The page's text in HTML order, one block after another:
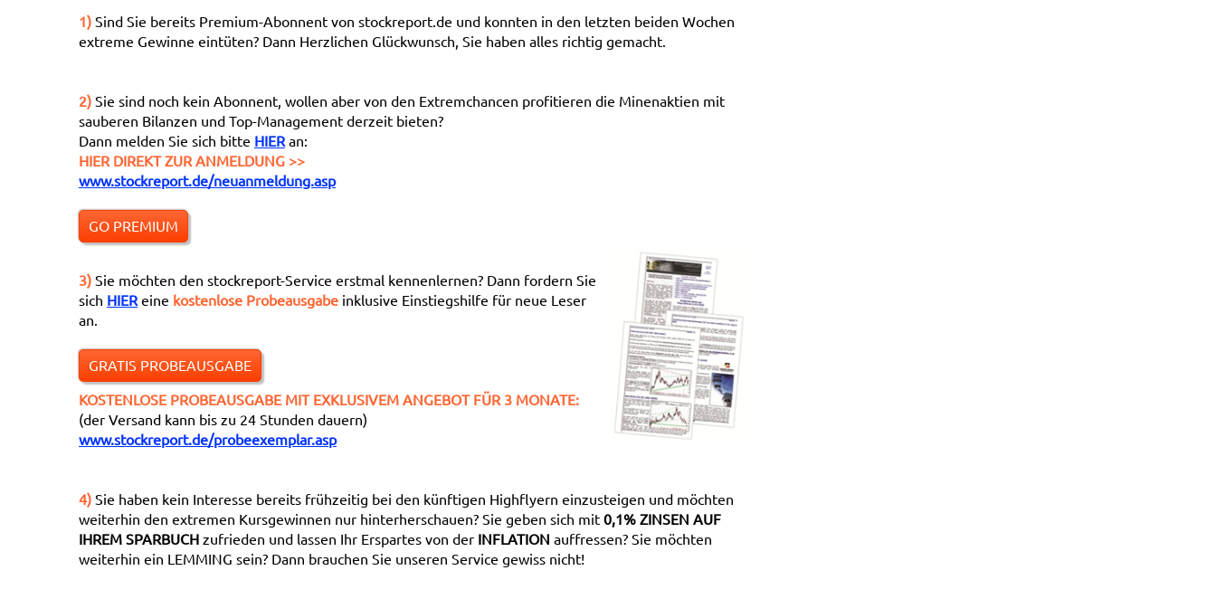
1) Sind Sie bereits Premium-Abonnent von stockreport.de und konnten in den letzten beiden Wochen
extreme Gewinne eintüten? Dann Herzlichen Glückwunsch, Sie haben alles richtig gemacht.
2) Sie sind noch kein Abonnent, wollen aber von den Extremchancen profitieren die Minenaktien mit
sauberen Bilanzen und Top-Management derzeit bieten?
Dann melden Sie sich bitte HIER an:
HIER DIREKT ZUR ANMELDUNG >>
www.stockreport.de/neuanmeldung.asp
GO PREMIUM
3) Sie möchten den stockreport-Service erstmal kennenlernen? Dann fordern Sie
sich HIER eine kostenlose Probeausgabe inklusive Einstiegshilfe für neue Leser
an.
GRATIS PROBEAUSGABE
KOSTENLOSE PROBEAUSGABE MIT EXKLUSIVEM ANGEBOT FÜR 3 MONATE:
(der Versand kann bis zu 24 Stunden dauern)
www.stockreport.de/probeexemplar.asp
4) Sie haben kein Interesse bereits frühzeitig bei den künftigen Highflyern einzusteigen und möchten
weiterhin den extremen Kursgewinnen nur hinterherschauen? Sie geben sich mit 0,1% ZINSEN AUF
IHREM SPARBUCH zufrieden und lassen Ihr Erspartes von der INFLATION auffressen? Sie möchten
weiterhin ein LEMMING sein? Dann brauchen Sie unseren Service gewiss nicht!